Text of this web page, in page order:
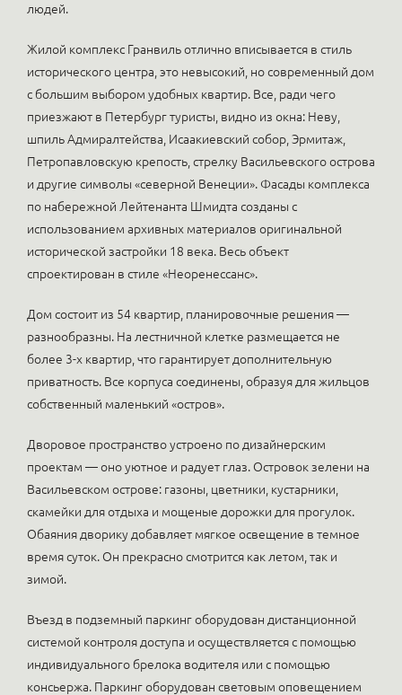
людей.
Жилой комплекс Гранвиль отлично вписывается в стиль
исторического центра, это невысокий, но современный дом
с большим выбором удобных квартир. Все, ради чего
приезжают в Петербург туристы, видно из окна: Неву,
шпиль Адмиралтейства, Исаакиевский собор, Эрмитаж,
Петропавловскую крепость, стрелку Васильевского острова
и другие символы «северной Венеции». Фасады комплекса
по набережной Лейтенанта Шмидта созданы с
использованием архивных материалов оригинальной
исторической застройки 18 века. Весь объект
спроектирован в стиле «Неоренессанс».
Дом состоит из 54 квартир, планировочные решения —
разнообразны. На лестничной клетке размещается не
более 3-х квартир, что гарантирует дополнительную
приватность. Все корпуса соединены, образуя для жильцов
собственный маленький «остров».
Дворовое пространство устроено по дизайнерским
проектам — оно уютное и радует глаз. Островок зелени на
Васильевском острове: газоны, цветники, кустарники,
скамейки для отдыха и мощеные дорожки для прогулок.
Обаяния дворику добавляет мягкое освещение в темное
время суток. Он прекрасно смотрится как летом, так и
зимой.
Въезд в подземный паркинг оборудован дистанционной
системой контроля доступа и осуществляется с помощью
индивидуального брелока водителя или с помощью
консьержа. Паркинг оборудован световым оповещением